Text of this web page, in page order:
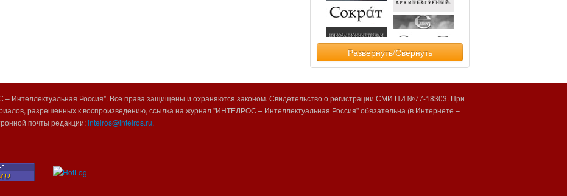
Развернуть/Свернуть
Интеллектуальная Россия". Все права защищены и охраняются законом. Свидетельство о регистрации СМИ ПИ №77-18303. При
разрешенных к воспроизведению, ссылка на журнал "ИНТЕЛРОС – Интеллектуальная Россия" обязательна (в Интернете –
почты редакции:intelros@intelros.ru.